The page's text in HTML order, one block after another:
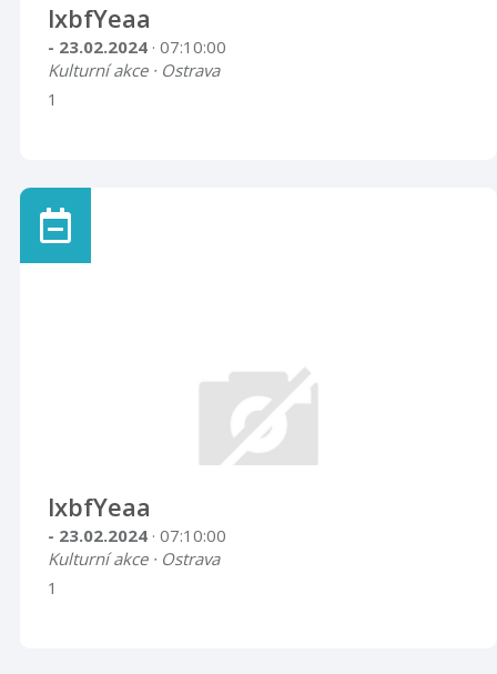
lxbfYeaa
- 23.02.2024 · 07:10:00
Kulturní akce · Ostrava
1
lxbfYeaa
- 23.02.2024 · 07:10:00
Kulturní akce · Ostrava
1